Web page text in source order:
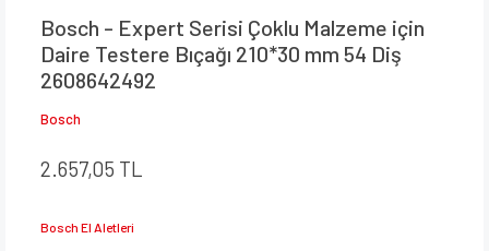
Bosch - Expert Serisi Çoklu Malzeme için
Daire Testere Bıçağı 210*30 mm 54 Diş
2608642492
Bosch
2.657,05 TL
Bosch El Aletleri